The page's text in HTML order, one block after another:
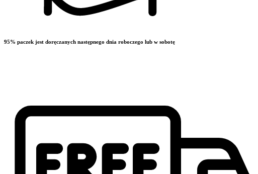
95% paczek jest doręczanych następnego dnia roboczego lub w sobotę